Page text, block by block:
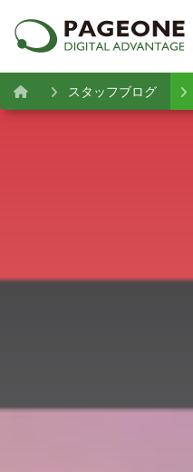
スタッフブログ